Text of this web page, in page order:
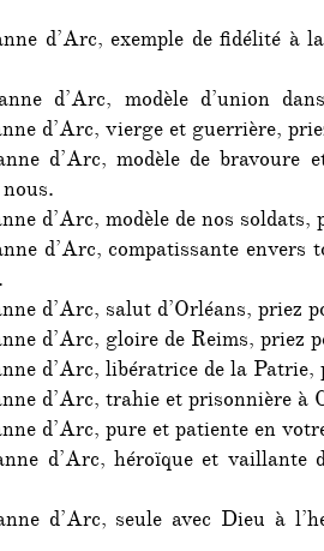
d’Arc, exemple de fidélité à
d’Arc, modèle d’union
d’Arc, vierge et guerrière,
d’Arc, modèle de bravoure
d’Arc, modèle de nos soldats,
d’Arc, compatissante
d’Arc, salut d’Orléans, priez
d’Arc, gloire de Reims, priez
d’Arc, libératrice de la Patrie,
d’Arc, trahie et prisonnière à
d’Arc, pure et patiente en
d’Arc, héroïque et vaillante
d’Arc, seule avec Dieu à